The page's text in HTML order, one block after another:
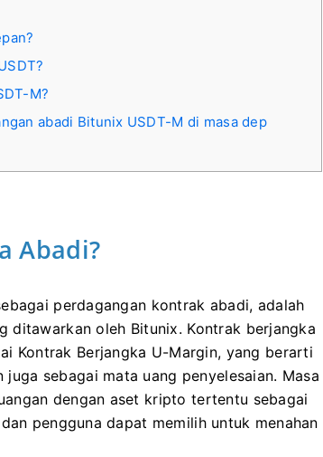
M?
abadi Bitunix USDT-M di masa dep
Abadi?
perdagangan kontrak abadi, adalah
ditawarkan oleh Bitunix. Kontrak berjangka
Kontrak Berjangka U-Margin, yang berarti
sebagai mata uang penyelesaian. Masa
dengan aset kripto tertentu sebagai
pengguna dapat memilih untuk menahan